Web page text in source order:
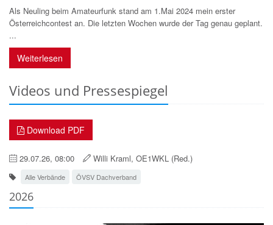
Als Neuling beim Amateurfunk stand am 1.Mai 2024 mein erster
Österreichcontest an. Die letzten Wochen wurde der Tag genau geplant.
...
Weiterlesen
Videos und Pressespiegel
Download PDF
29.07.26, 08:00 Willi Kraml, OE1WKL (Red.)
Alle Verbände ÖVSV Dachverband
2026